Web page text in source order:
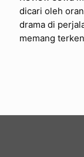
dicari oleh
drama di
memang